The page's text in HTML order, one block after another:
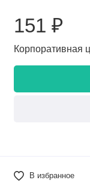
151 ₽
Корпоративная
В избранное